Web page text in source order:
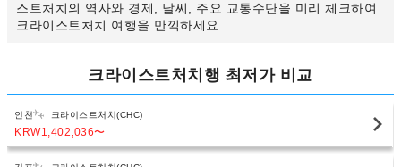
스트처치의 역사와 경제, 날씨, 주요 교통수단을 미리 체크하여
크라이스트처치 여행을 만끽하세요.
크라이스트처치행 최저가 비교
인천 크라이스트처치(CHC)
KRW1,402,036〜